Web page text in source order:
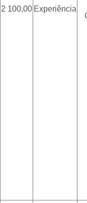
2 100,00 Experiência